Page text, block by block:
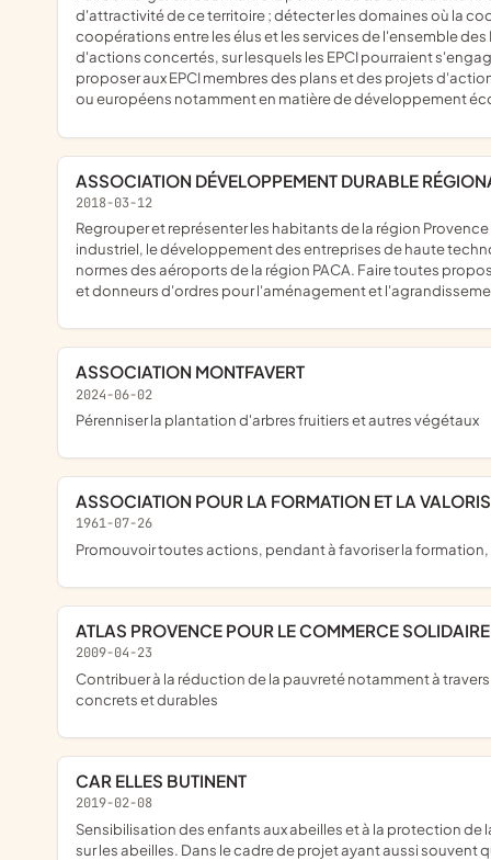
d'attractivité de ce territoire ; détecter les domaines où la
coopérations entre les élus et les services de l'ensemble
d'actions concertés, sur lesquels les EPCI pourraient
proposer aux EPCI membres des plans et des projets
ou européens notamment en matière de développement
ASSOCIATION DÉVELOPPEMENT DURABLE
2018-03-12
regrouper et représenter les habitants de la région Provence et d'Avignon en protégeant : le cadre de vie, la faune et la flore, la qualité de l'air, la nappe phréatique, le patrimoine, le patrimoine culturel et
industriel, le développement des entreprises de haute
normes des aéroports de la région PACA. Faire toutes
et donneurs d'ordres pour l'aménagement et
ASSOCIATION MONTFAVERT
2024-06-02
pérenniser la plantation d'arbres fruitiers et autres végétaux
ASSOCIATION POUR LA FORMATION ET LA
1961-07-26
promouvoir toutes actions, pendant à favoriser la
ATLAS PROVENCE POUR LE COMMERCE
2009-04-23
contribuer à la réduction de la pauvreté notamment à travers ses appuis aux organisations de producteurs, en valorisant la qualité de leur produits pour anticiper la production et la recherche avec des moyens
concrets et durables
CAR ELLES BUTINENT
2019-02-08
sensibilisation des enfants aux abeilles et à la protection de la nature. Aider au développement et au maintien du rucher de l'association et de jeunes apiculteurs. Financer des actions en soutien à la recherche
sur les abeilles. Dans le cadre de projet ayant aussi